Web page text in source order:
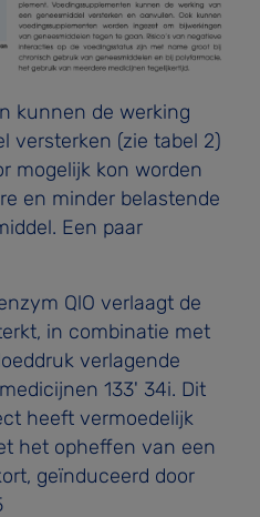
kunnen de werking
versterken (zie tabel 2)
mogelijk kon worden
en minder belastende
Een paar
QlO verlaagt de
in combinatie met
verlagende
133' 34i. Dit
heeft vermoedelijk
het opheffen van een
geïnduceerd door